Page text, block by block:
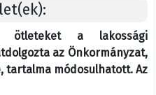
ötleteket a lakossági
az Önkormányzat,
tartalma módosulhatott. Az